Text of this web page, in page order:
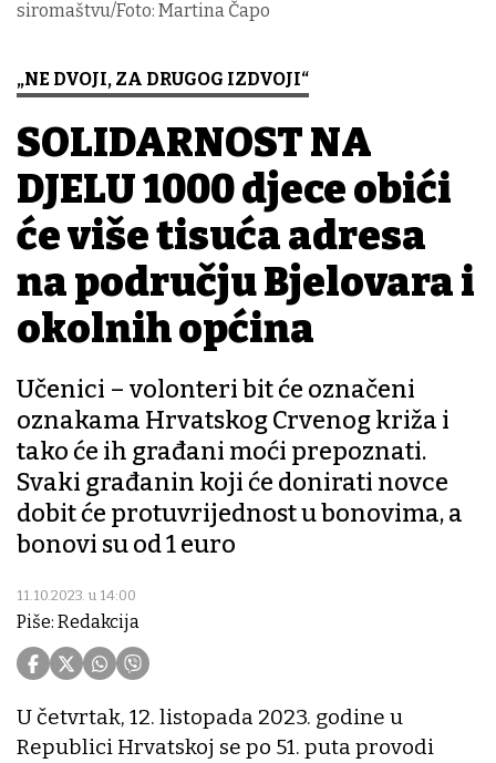
siromaštvu/Foto: Martina Čapo
„NE DVOJI, ZA DRUGOG IZDVOJI“
SOLIDARNOST NA
DJELU 1000 djece obići
će više tisuća adresa
na području Bjelovara i
okolnih općina
Učenici – volonteri bit će označeni
oznakama Hrvatskog Crvenog križa i
tako će ih građani moći prepoznati.
Svaki građanin koji će donirati novce
dobit će protuvrijednost u bonovima, a
bonovi su od 1 euro
11.10.2023. u 14:00
Piše: Redakcija
U četvrtak, 12. listopada 2023. godine u
Republici Hrvatskoj se po 51. puta provodi